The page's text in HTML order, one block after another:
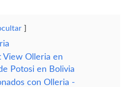
View Olleria en
Potosi en Bolivia
con Olleria -